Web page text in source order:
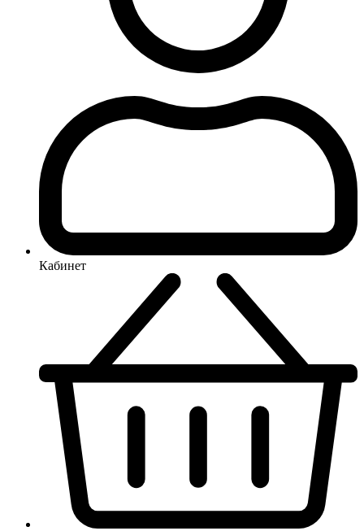
Кабинет